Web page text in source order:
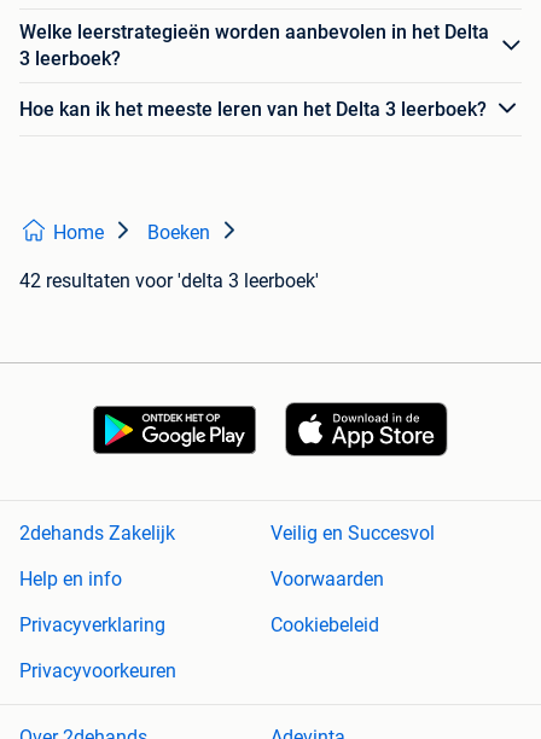
Welke leerstrategieën worden aanbevolen in het Delta
3 leerboek?
Hoe kan ik het meeste leren van het Delta 3 leerboek?
Home Boeken
42 resultaten voor 'delta 3 leerboek'
2dehands Zakelijk
Veilig en Succesvol
Help en info
Voorwaarden
Privacyverklaring
Cookiebeleid
Privacyvoorkeuren